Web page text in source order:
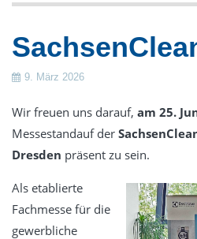
Verkauf
Frontlade-Waschmaschinen
Trockenschränke
Finishgeräte
Zubehör & Wäschereieinrichtung
9. März 2026
Wir freuen uns darauf, am 25.
Messestandauf der
Dresden präsent zu sein.
Als etablierte
Fachmesse für die
gewerbliche